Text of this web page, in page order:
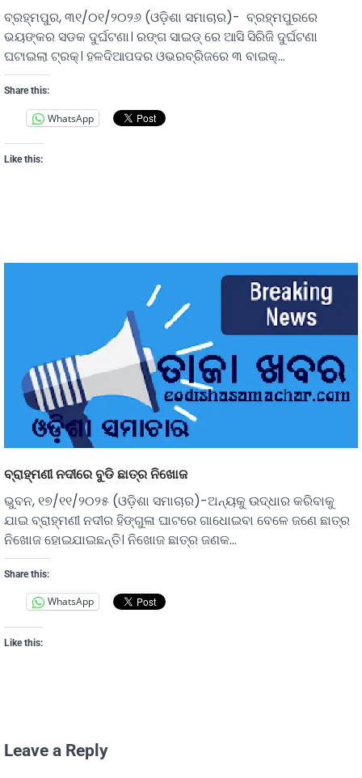
ବ୍ରହ୍ମପୁର, ୩୧/୦୧/୨୦୨୬ (ଓଡ଼ିଶା ସମାଚାର)- ବ୍ରହ୍ମପୁରରେ
ଭୟଙ୍କର ସଡକ ଦୁର୍ଘଟଣା। ରଙ୍ଗ ସାଇଡ୍ ରେ ଆସି ସିରିଜି ଦୁର୍ଘଟଣା
ଘଟାଇଲା ଟ୍ରକ୍। ହଳଦିଆପଦର ଓଭରବ୍ରିଜରେ ୩ ବାଇକ୍…
Share this:
WhatsApp
Like this:
ବ୍ରାହ୍ମଣୀ ନଦୀରେ ବୁଡି ଛାତ୍ର ନିଖୋଜ
ଭୁବନ, ୧୭/୧୧/୨୦୨୫ (ଓଡ଼ିଶା ସମାଚାର)-ଅନ୍ୟକୁ ଉଦ୍ଧାର କରିବାକୁ
ଯାଇ ବ୍ରାହ୍ମଣୀ ନଦୀର ହିଙ୍ଗୁଳା ଘାଟରେ ଗାଧୋଇବା ବେଳେ ଜଣେ ଛାତ୍ର
ନିଖୋଜ ହୋଇଯାଇଛନ୍ତି। ନିଖୋଜ ଛାତ୍ର ଜଣକ…
Share this:
WhatsApp
Like this:
Leave a Reply